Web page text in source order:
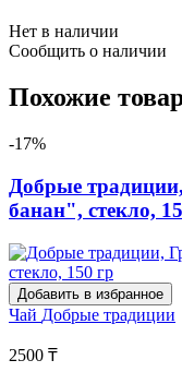
Нет в наличии
Сообщить о наличии
Похожие
-17%
Добрые
банан", стекло,
Добавить в избранное
Чай Добрые традиции
2500 ₸